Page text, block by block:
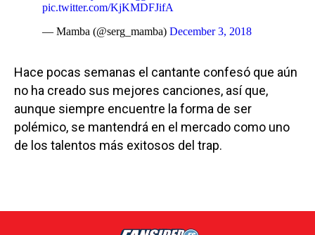
pic.twitter.com/KjKMDFJifA
— Mamba (@serg_mamba) December 3, 2018
Hace pocas semanas el cantante confesó que aún
no ha creado sus mejores canciones, así que,
aunque siempre encuentre la forma de ser
polémico, se mantendrá en el mercado como uno
de los talentos más exitosos del trap.